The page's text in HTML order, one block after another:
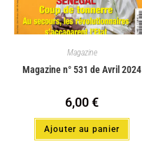
Magazine
Magazine n° 531 de Avril 2024
6,00€
Ajouter au panier